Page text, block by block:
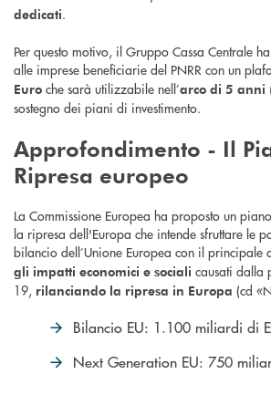
dedicati.
Per questo motivo, il Gruppo Cassa Centrale
alle imprese beneficiarie del PNRR con un
Euro che sarà utilizzabile nell’arco di 5 anni
sostegno dei piani di investimento.
Approfondimento - Il
Ripresa europeo
La Commissione Europea ha proposto un
la ripresa dell'Europa che intende sfruttare le
bilancio dell’Unione Europea con il principale
gli impatti economici e sociali causati dalla
19, rilanciando la ripresa in Europa (cd
Bilancio EU: 1.100 miliardi di
Next Generation EU: 750